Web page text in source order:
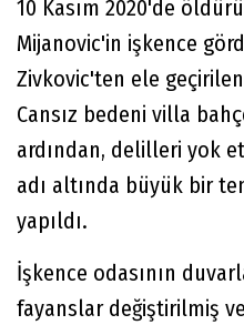
10 Kasım 2020'de
Mijanovic'in işkence
Zivkovic'ten ele
Cansız bedeni villa
ardından, delilleri yok
adı altında büyük bir
yapıldı.
İşkence odasının
fayanslar değiştirilmiş